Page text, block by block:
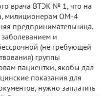
врача ВТЭК № 1, что на
милиционерам ОМ-4
предпринимательница.
и
(не требующей
группы
пациентки, якобы дал
показания для
нужно заплатить